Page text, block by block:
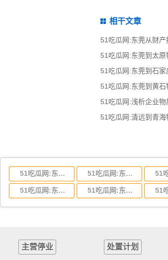
相干文章
51吃瓜网:东莞从财
51吃瓜网:浅析企业物
51吃瓜网:东莞到湖北省物流专线,东莞到湖北省物流公司 51吃瓜网:东莞到河南省物流专线,东莞到河南省物流公司
51吃瓜网:东莞到云南省物流运输,东莞到云南省物流公司 51吃瓜网:东莞到江西省物流专线,东莞到江西省物流公司
主营停业 处置计划